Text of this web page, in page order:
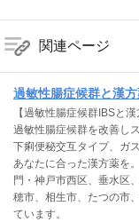
関連ページ
過敏性腸症候群と漢
【過敏性腸症候群IBSと
過敏性腸症候群を改善し
下痢便秘交互タイプ、ガ
あなたに合った漢方薬を
門・神戸市西区、垂水区
穂市、相生市、たつの市
ています。